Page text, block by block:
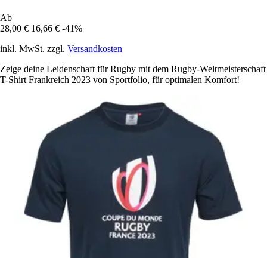
Ab
28,00 € 16,66 € -41%
inkl. MwSt. zzgl. Versandkosten
Zeige deine Leidenschaft für Rugby mit dem Rugby-Weltmeisterschaft
T-Shirt Frankreich 2023 von Sportfolio, für optimalen Komfort!